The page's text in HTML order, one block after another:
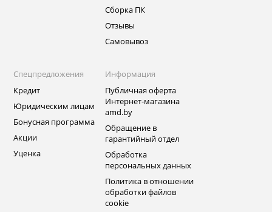
Сборка ПК
Отзывы
Самовывоз
Спецпредложения
Кредит
Юридическим лицам
Бонусная программа
Акции
Уценка
Информация
Публичная оферта
Интернет-магазина
amd.by
Обращение в
гарантийный отдел
Обработка
персональных данных
Политика в отношении
обработки файлов
cookie